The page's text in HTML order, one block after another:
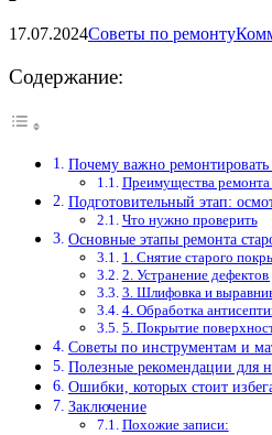
17.07.2024Советы по ремонту
Содержание:
Почему важно
Преимущества ремонта
Подготовительный этап:
Что нужно проверить
Основные этапы ремонта
1. Снятие старого
2. Устранение дефектов
3. Шлифовка и
4. Обработка
5. Покрытие
Советы по инструментам и
Полезные рекомендации для
Ошибки, которых стоит
Заключение
Похожие записи: